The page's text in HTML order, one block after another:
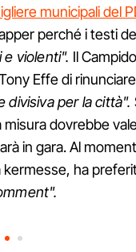
municipali del
perché i testi
violenti". Il
Effe di
divisiva per la città".
dovrebbe
in gara. Al
ha